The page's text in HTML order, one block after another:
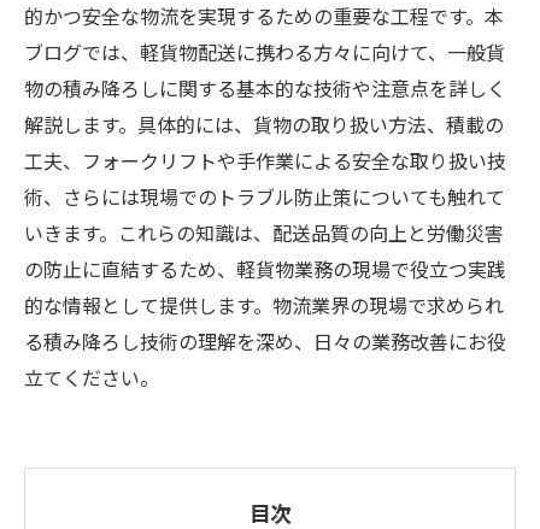
的かつ安全な物流を実現するための重要な工程です。本
ブログでは、軽貨物配送に携わる方々に向けて、一般貨
物の積み降ろしに関する基本的な技術や注意点を詳しく
解説します。具体的には、貨物の取り扱い方法、積載の
工夫、フォークリフトや手作業による安全な取り扱い技
術、さらには現場でのトラブル防止策についても触れて
いきます。これらの知識は、配送品質の向上と労働災害
の防止に直結するため、軽貨物業務の現場で役立つ実践
的な情報として提供します。物流業界の現場で求められ
る積み降ろし技術の理解を深め、日々の業務改善にお役
立てください。
目次